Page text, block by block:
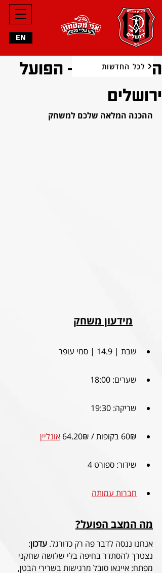
EN
הפועל חיפה - הפועל
ירושלים
ההכנה המלאה שלכם למשחק
מידעון משחק
שבת | 14.9 | סמי עופר
שערים: 18:00
שריקה: 19:30
60₪ בקופות / 64.20₪ אונליין
שידור: ספורט 4
חברות עמותה
מה המצב הפועל?
אנחנו ננסה לדבר פה רק כדורגל. עדכון:
נצטרך להסתדר בחיפה בלי שלושה שחקני
מפתח: איינאו סובל מרגישות בשרירי הבטן,
לכל החדשות